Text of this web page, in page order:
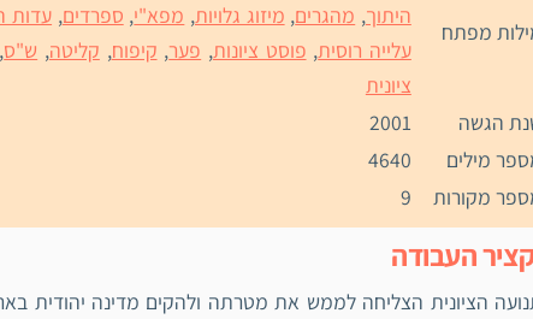
מפתח
היתוך, מהגרים, מיזוג גלויות, מפא"י, ספרדים, עדות
עלייה רוסית, פוסט ציונות, פער, קיפוח, קליטה, ש"ס,
ציונית
הגשה
2001
מילים
4640
מקורות
9
העבודה
הציונית הצליחה לממש את מטרתה ולהקים מדינה יהודית